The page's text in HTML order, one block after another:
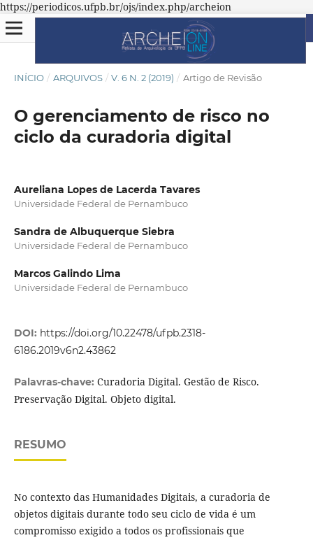
https://periodicos.ufpb.br/ojs/index.php/archeion
INÍCIO / ARQUIVOS / V. 6 N. 2 (2019) / Artigo de Revisão
O gerenciamento de risco no
ciclo da curadoria digital
Aureliana Lopes de Lacerda Tavares
Universidade Federal de Pernambuco
Sandra de Albuquerque Siebra
Universidade Federal de Pernambuco
Marcos Galindo Lima
Universidade Federal de Pernambuco
DOI: https://doi.org/10.22478/ufpb.2318-
6186.2019v6n2.43862
Palavras-chave: Curadoria Digital. Gestão de Risco.
Preservação Digital. Objeto digital.
RESUMO
No contexto das Humanidades Digitais, a curadoria de
objetos digitais durante todo seu ciclo de vida é um
compromisso exigido a todos os profissionais que